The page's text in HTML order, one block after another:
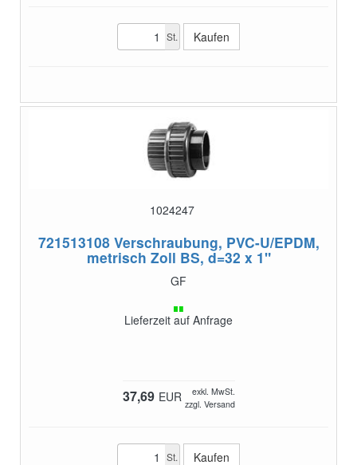
St.
1024247
721513108 Verschraubung, PVC-U/EPDM,
metrisch Zoll BS, d=32 x 1"
GF
Lieferzeit auf Anfrage
37,69 EUR
exkl. MwSt.
zzgl. Versand
St.